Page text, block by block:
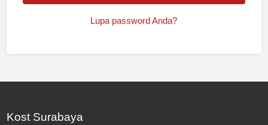
Lupa password Anda?
Kost Surabaya